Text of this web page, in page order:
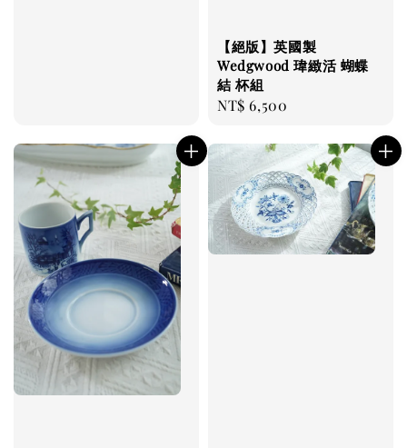
【絕版】英國製
Wedgwood 瑋緻活 蝴蝶
結 杯組
Regular
NT$ 6,500